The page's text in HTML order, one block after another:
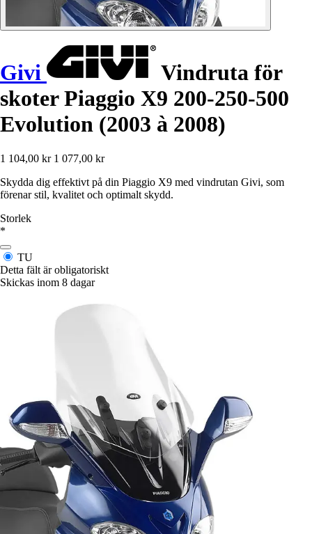
Givi
Vindruta för
skoter Piaggio X9 200-250-500
Evolution (2003 à 2008)
1 104,00 kr 1 077,00 kr
Skydda dig effektivt på din Piaggio X9 med vindrutan Givi, som
förenar stil, kvalitet och optimalt skydd.
Storlek
*
TU
Detta fält är obligatoriskt
Skickas inom 8 dagar